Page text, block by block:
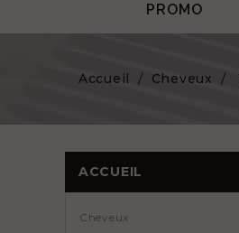
PROMO
Accueil Cheveux
ACCUEIL
Cheveux